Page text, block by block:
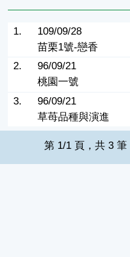
1.
109/09/28
苗栗1號-戀香
2.
96/09/21
桃園一號
3.
96/09/21
草苺品種與演進
第 1/1 頁，共 3 筆